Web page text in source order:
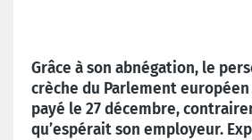
Grâce à son abnégation, le
crèche du Parlement
payé le 27 décembre,
qu’espérait son employeur.